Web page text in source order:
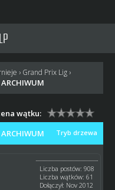
› Grand Prix Lig ›
wątku:
Tryb drzewa
Liczba postów: 908
Liczba wątków: 61
Dołączył: Nov 2012